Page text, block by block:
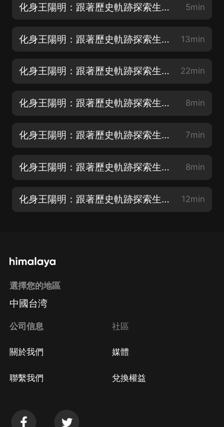
化身王陽明：跟著歷史軌跡探索生命的奧秘001 簡介 5min
化身王陽明：跟著歷史軌跡探索生命的奧秘002 第一章 王陽明印度之行 第一天A 13min
化身王陽明：跟著歷史軌跡探索生命的奧秘003 第一章 王陽明印度之行 第一天B 22min
化身王陽明：跟著歷史軌跡探索生命的奧秘004 第一章 王陽明印度之行 第一天C 8min
化身王陽明：跟著歷史軌跡探索生命的奧秘005 第一章 王陽明印度之行 第一天D 7min
化身王陽明：跟著歷史軌跡探索生命的奧秘006 第一章 王陽明印度之行 第一天E 8min
化身王陽明：跟著歷史軌跡探索生命的奧秘007 第一章 王陽明印度之行 第一天F 12min
選擇您的地區
中國台湾
公司信息
關於我們
聯繫我們
社區
媒體
兌換權益